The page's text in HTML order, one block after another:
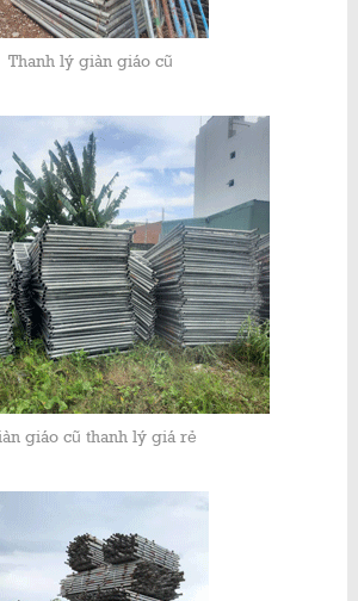
Thanh lý giàn giáo cũ
giáo cũ thanh lý giá rẻ